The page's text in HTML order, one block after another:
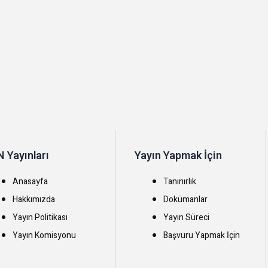
Yayınları
Anasayfa
Hakkımızda
Yayın Politikası
Yayın Komisyonu
Yayın Yapmak İçin
Tanınırlık
Dokümanlar
Yayın Süreci
Başvuru Yapmak İçin